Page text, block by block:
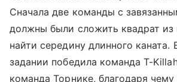
Сначала две команды с
должны были сложить квадрат из
найти середину длинного каната.
задании победила команда T-
команда Торнике, благодаря